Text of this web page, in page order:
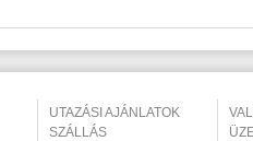
UTAZÁSI AJÁNLATOK
SZÁLLÁS